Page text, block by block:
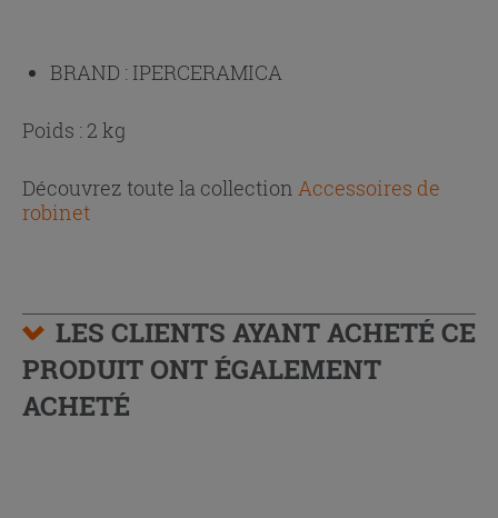
BRAND : IPERCERAMICA
Poids : 2 kg
Découvrez toute la collection Accessoires de
robinet
LES CLIENTS AYANT ACHETÉ CE
PRODUIT ONT ÉGALEMENT
ACHETÉ